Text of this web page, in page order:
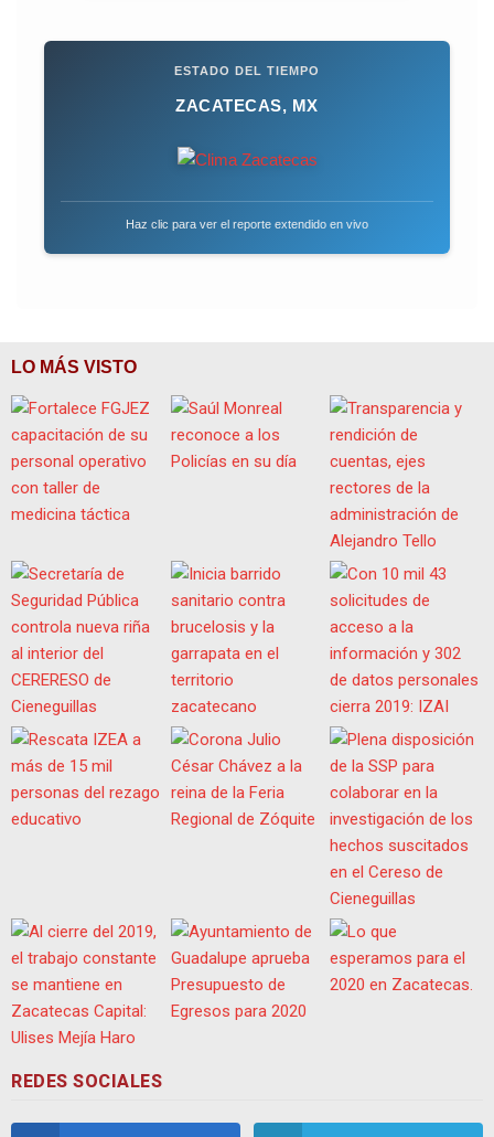
ESTADO DEL TIEMPO
ZACATECAS, MX
Haz clic para ver el reporte extendido en vivo
LO MÁS VISTO
REDES SOCIALES